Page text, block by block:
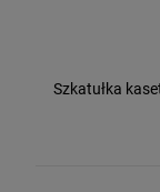
Szkatułka